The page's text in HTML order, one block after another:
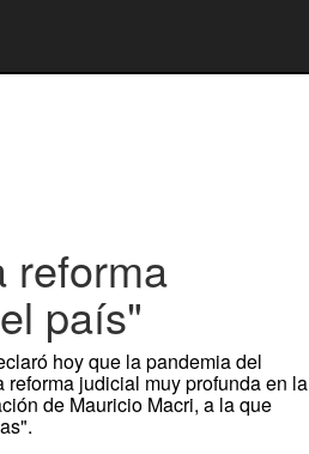
reforma
país"
hoy que la pandemia del
judicial muy profunda en la
de Mauricio Macri, a la que